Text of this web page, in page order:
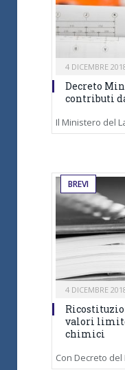
4 DICEMBRE
Decreto
contributi
Il Ministero del
BREVI
4 DICEMBRE
valori
chimici
Con Decreto